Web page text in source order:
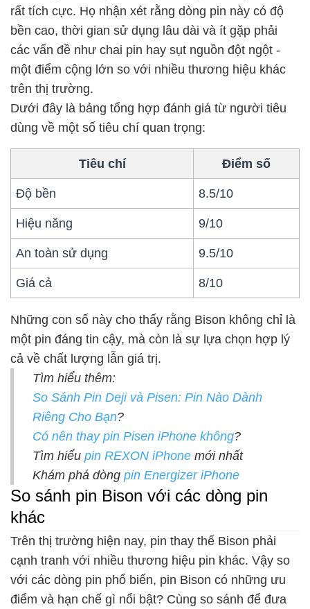
rất tích cực. Họ nhận xét rằng dòng pin này có độ
bền cao, thời gian sử dụng lâu dài và ít gặp phải
các vấn đề như chai pin hay sụt nguồn đột ngột -
một điểm cộng lớn so với nhiều thương hiệu khác
trên thị trường.
Dưới đây là bảng tổng hợp đánh giá từ người tiêu
dùng về một số tiêu chí quan trọng:
Tiêu chí Điểm số
Độ bền 8.5/10
Hiệu năng 9/10
An toàn sử dụng 9.5/10
Giá cả 8/10
Những con số này cho thấy rằng Bison không chỉ là
một pin đáng tin cậy, mà còn là sự lựa chọn hợp lý
cả về chất lượng lẫn giá trị.
Tìm hiểu thêm:
So Sánh Pin Deji và Pisen: Pin Nào Dành
Riêng Cho Bạn?
Có nên thay pin Pisen iPhone không?
Tìm hiểu pin REXON iPhone mới nhất
Khám phá dòng pin Energizer iPhone
So sánh pin Bison với các dòng pin
khác
Trên thị trường hiện nay, pin thay thế Bison phải
cạnh tranh với nhiều thương hiệu pin khác. Vậy so
với các dòng pin phổ biến, pin Bison có những ưu
điểm và hạn chế gì nổi bật? Cùng so sánh để đưa